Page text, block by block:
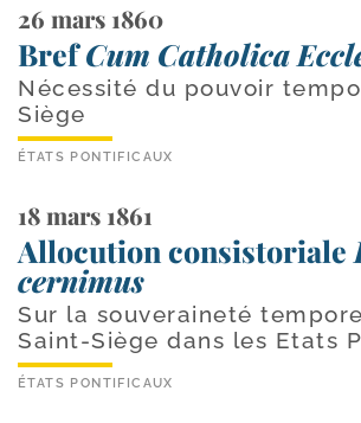
26 mars 1860
BrefCum Catholica
Nécessité du pouvoir
Siège
ÉTATS PONTIFICAUX
18 mars 1861
Allocution consistoriale
cernimus
Sur la souveraineté
Saint-Siège dans les Etats
ÉTATS PONTIFICAUX